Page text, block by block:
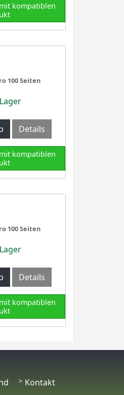
kompatiblen
100 Seiten
Details
kompatiblen
100 Seiten
Details
kompatiblen
Kontakt